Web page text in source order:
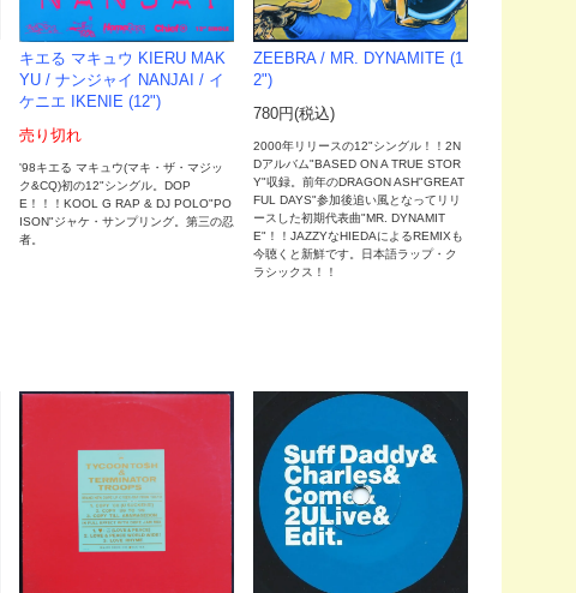
キエる マキュウ KIERU MAK
YU / ナンジャイ NANJAI / イ
ケニエ IKENIE (12")
売り切れ
'98キエる マキュウ(マキ・ザ・マジッ
ク&CQ)初の12"シングル。DOP
E！！！KOOL G RAP & DJ POLO"PO
ISON"ジャケ・サンプリング。第三の忍
者。
ZEEBRA / MR. DYNAMITE (1
2")
780円(税込)
2000年リリースの12"シングル！！2N
Dアルバム"BASED ON A TRUE STOR
Y"収録。前年のDRAGON ASH"GREAT
FUL DAYS"参加後追い風となってリリ
ースした初期代表曲"MR. DYNAMIT
E"！！JAZZYなHIEDAによるREMIXも
今聴くと新鮮です。日本語ラップ・ク
ラシックス！！